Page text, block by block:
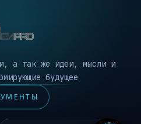
а так же идеи, мысли и
будущее